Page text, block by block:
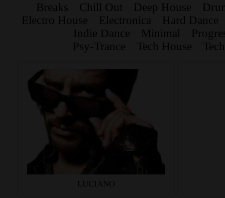
Breaks Chill Out Deep House
Electro House
Electronica
Hard Dance
Indie Dance
Minimal
Psy-Trance
Tech House
LUCIANO